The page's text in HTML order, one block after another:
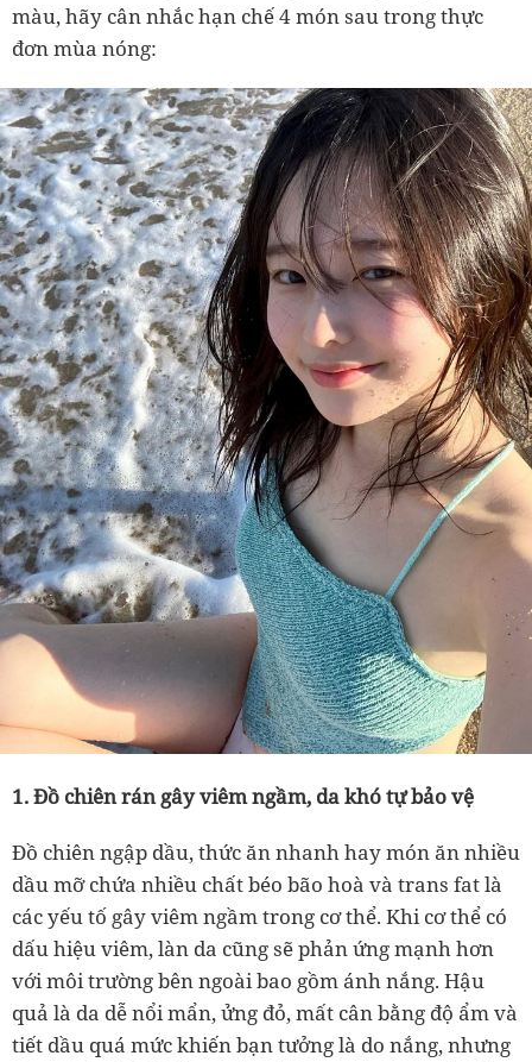
màu, hãy cân nhắc hạn chế 4 món sau trong thực
đơn mùa nóng:
1. Đồ chiên rán gây viêm ngầm, da khó tự bảo vệ
Đồ chiên ngập dầu, thức ăn nhanh hay món ăn nhiều
dầu mỡ chứa nhiều chất béo bão hoà và trans fat là
các yếu tố gây viêm ngầm trong cơ thể. Khi cơ thể có
dấu hiệu viêm, làn da cũng sẽ phản ứng mạnh hơn
với môi trường bên ngoài bao gồm ánh nắng. Hậu
quả là da dễ nổi mẩn, ửng đỏ, mất cân bằng độ ẩm và
tiết dầu quá mức khiến bạn tưởng là do nắng, nhưng